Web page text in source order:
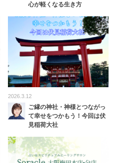
心が軽くなる生き方
2026.3.12
ご縁の神社・神様とつながっ
て幸せをつかもう！今回は伏
見稲荷大社